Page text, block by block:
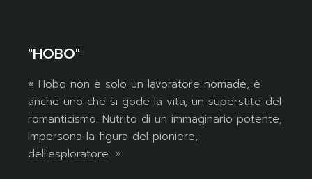
"HOBO"
« Hobo non è solo un lavoratore nomade, è
anche uno che si gode la vita, un superstite del
romanticismo. Nutrito di un immaginario potente,
impersona la figura del pioniere,
dell'esploratore. »